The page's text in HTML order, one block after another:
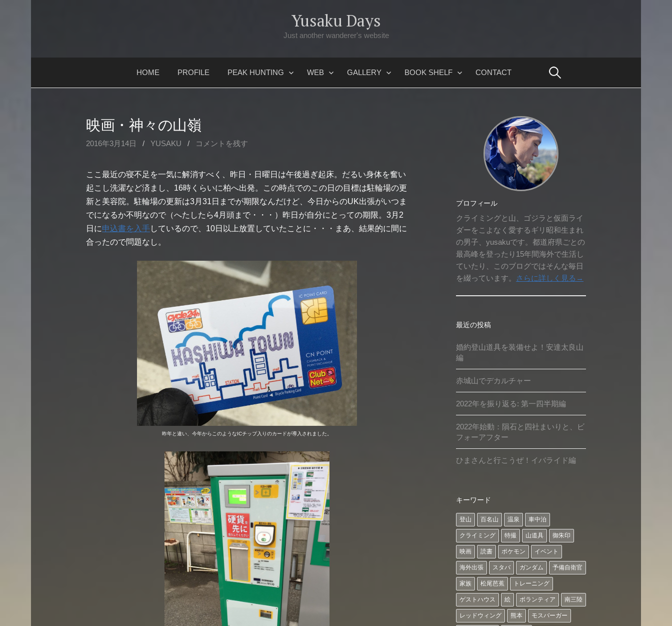
ス
Yusaku Days
Just another wanderer's website
HOME PROFILE PEAK HUNTING WEB GALLERY BOOK SHELF CONTACT
映画・神々の山嶺
2016年3月14日 / YUSAKU / コメントを残す
ここ最近の寝不足を一気に解消すべく、昨日・日曜日は午後過ぎ起床。だるい身体を奮い
起こし洗濯など済まし、16時くらいに柏へ出発。この時点でのこの日の目標は駐輪場の更
新と美容院。駐輪場の更新は3月31日までが期限なんだけど、今日からのUK出張がいつま
でになるか不明なので（へたしたら4月頭まで・・・）昨日が自分にとっての期限。3月2
日に申込書を入手しているので、10日以上放置していたことに・・・まあ、結果的に間に
合ったので問題なし。
昨年と違い、今年からこのようなICチップ入りのカードが導入されました。
プロフィール
クライミングと山、ゴジラと仮面ライ
ダーをこよなく愛するギリ昭和生まれ
の男子、yusakuです。都道府県ごとの
最高峰を登ったり15年間海外で生活し
ていたり、このブログではそんな毎日
を綴っています。
さらに詳しく見る→
最近の投稿
婚約登山道具を装備せよ！安達太良山
編
赤城山でデカルチャー
2022年を振り返る: 第一四半期編
2022年始動：隕石と四社まいりと、ビ
フォーアフター
ひまさんと行こうぜ！イバライド編
キーワード
登山 百名山 温泉 車中泊
クライミング 特撮 山道具 御朱印
映画 読書 ポケモン イベント
海外出張 スタバ ガンダム 予備自衛官
家族 松尾芭蕉 トレーニング
ゲストハウス 絵 ボランティア 南三陸
レッドウィング 熊本 モスバーガー